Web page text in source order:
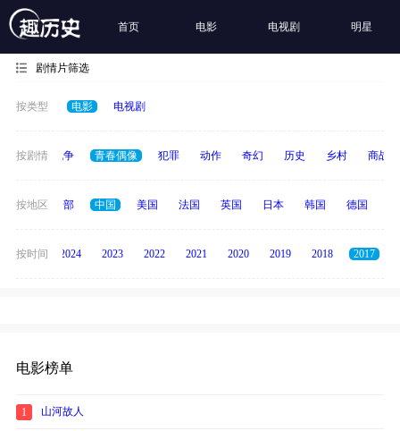
首页 电影 电视剧 明星
剧情片筛选
按类型 电影 电视剧
按剧情
古装 战争 青春偶像 犯罪 动作 奇幻 历史 乡村 商战
按地区 全部 中国 美国 法国 英国 日本 韩国 德国
按时间
2025 2024 2023 2022 2021 2020 2019 2018 2017
电影榜单
1 山河故人